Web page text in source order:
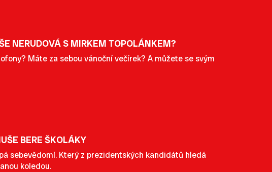
NERUDOVÁ S MIRKEM TOPOLÁNKEM?
Máte za sebou vánoční večírek? A můžete se svým
BERE ŠKOLÁKY
sebevědomí. Který z prezidentských kandidátů hledá
koledou.